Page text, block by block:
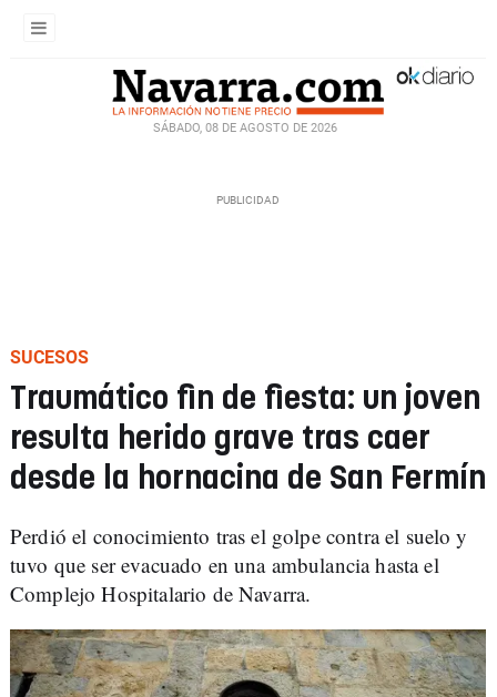
SÁBADO, 08 DE AGOSTO DE 2026
SUCESOS
Traumático fin de fiesta: un joven
resulta herido grave tras caer
desde la hornacina de San Fermín
Perdió el conocimiento tras el golpe contra el suelo y
tuvo que ser evacuado en una ambulancia hasta el
Complejo Hospitalario de Navarra.